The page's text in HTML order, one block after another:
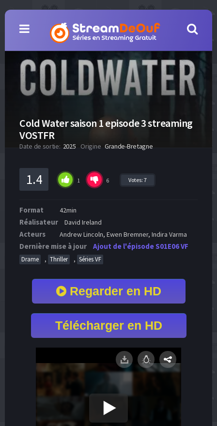
Cold Water saison 1 episode 3 streaming
VOSTFR
Date de sortie: 2025 Origine Grande-Bretagne
1.4 1 6 Votes: 7
Format 42min
Réalisateur David Ireland
Acteurs Andrew Lincoln, Ewen Bremner, Indira Varma
Dernière mise à jour Ajout de l'épisode S01E06 VF
Drame , Thriller , Séries VF
Regarder en HD
Télécharger en HD